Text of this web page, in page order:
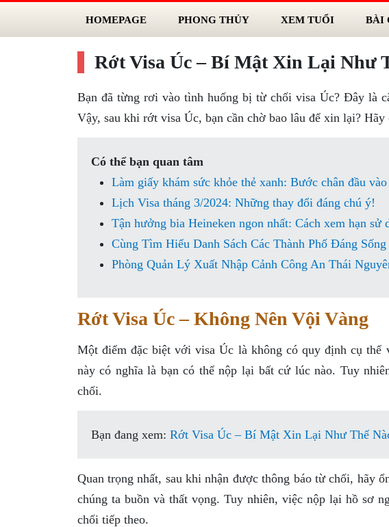
HOMEPAGE PHONG THỦY XEM TUỔI BÀI
Rớt Visa Úc – Bí Mật Xin Lại Như
Bạn đã từng rơi vào tình huống bị từ chối visa Úc? Đây là
Vậy, sau khi rớt visa Úc, bạn cần chờ bao lâu để xin lại?
Có thể bạn quan tâm
Làm giấy khám sức khỏe thẻ xanh: Bước chân đầu
Lịch Visa tháng 3/2024: Những thay đổi đáng chú ý!
Tận hưởng bia Heineken ngon nhất: Cách xem hạn sử
Cùng Tìm Hiểu Danh Sách Các Thành Phố Đáng Sống
Phòng Quản Lý Xuất Nhập Cảnh Công An Thái
Rớt Visa Úc – Không Nên Vội Vàng
Một điểm đặc biệt với visa Úc là không có quy định cụ
này có nghĩa là bạn có thể nộp lại bất cứ lúc nào. Tuy
chối.
Bạn đang xem: Rớt Visa Úc – Bí Mật Xin Lại Như Thế
Quan trọng nhất, sau khi nhận được thông báo từ chối,
chúng ta buồn và thất vọng. Tuy nhiên, việc nộp lại hồ sơ
chối tiếp theo.